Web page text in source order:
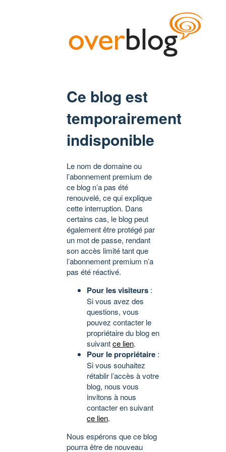
Ce blog est
temporairement
indisponible
Le nom de domaine ou
l’abonnement premium de
ce blog n’a pas été
renouvelé, ce qui explique
cette interruption. Dans
certains cas, le blog peut
également être protégé par
un mot de passe, rendant
son accès limité tant que
l’abonnement premium n’a
pas été réactivé.
Pour les visiteurs :
Si vous avez des
questions, vous
pouvez contacter le
propriétaire du blog en
suivantce lien.
Pour le propriétaire :
Si vous souhaitez
rétablir l’accès à votre
blog, nous vous
invitons à nous
contacter en suivant
ce lien.
Nous espérons que ce blog
pourra être de nouveau